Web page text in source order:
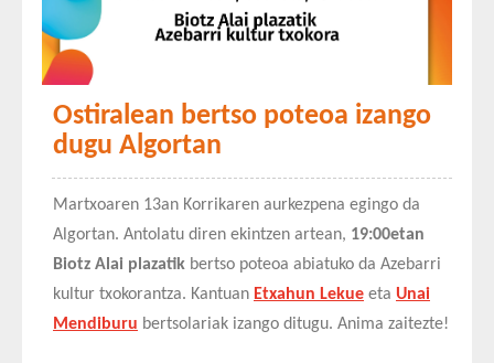
Ostiralean bertso poteoa izango
dugu Algortan
Martxoaren 13an Korrikaren aurkezpena egingo da
Algortan. Antolatu diren ekintzen artean, 19:00etan
Biotz Alai plazatik bertso poteoa abiatuko da Azebarri
kultur txokorantza. Kantuan Etxahun Lekue eta Unai
Mendiburu bertsolariak izango ditugu. Anima zaitezte!